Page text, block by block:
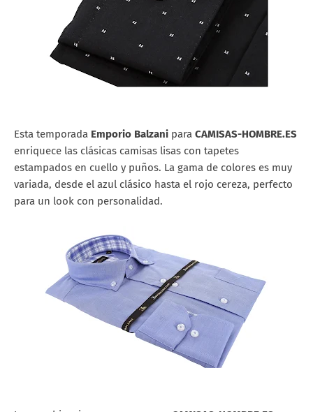
Esta temporada Emporio Balzani para CAMISAS-HOMBRE.ES
enriquece las clásicas camisas lisas con tapetes
estampados en cuello y puños. La gama de colores es muy
variada, desde el azul clásico hasta el rojo cereza, perfecto
para un look con personalidad.